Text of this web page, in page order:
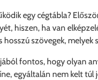
egy cégtábla?
hiszen, ha van
hosszú szövegek,
fontos, hogy olyan
egyáltalán nem kelt túl